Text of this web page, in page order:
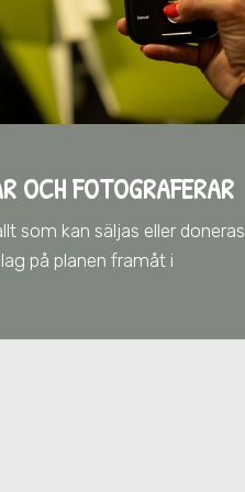
OCH FOTOGRAFERAR
som kan säljas eller doneras
på planen framåt i